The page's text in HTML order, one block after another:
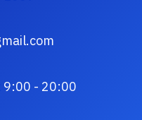
9:00 - 20:00